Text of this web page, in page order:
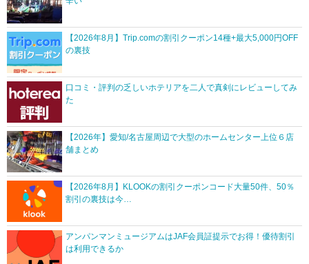
【2026年8月】Trip.comの割引クーポン14種+最大5,000円OFF
の裏技
口コミ・評判の乏しいホテリアを二人で真剣にレビューしてみ
た
【2026年】愛知/名古屋周辺で大型のホームセンター上位６店
舗まとめ
【2026年8月】KLOOKの割引クーポンコード大量50件、50％
割引の裏技は今…
アンパンマンミュージアムはJAF会員証提示でお得！優待割引
は利用できるか